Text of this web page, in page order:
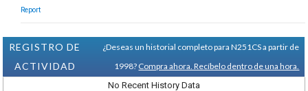
Report
REGISTRO DE
ACTIVIDAD
¿Deseas un historial completo para N251CS a partir de
1998? Compra ahora. Recíbelo dentro de una hora.
No Recent History Data